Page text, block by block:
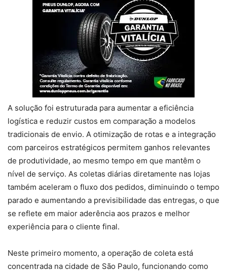
A solução foi estruturada para aumentar a eficiência
logística e reduzir custos em comparação a modelos
tradicionais de envio. A otimização de rotas e a integração
com parceiros estratégicos permitem ganhos relevantes
de produtividade, ao mesmo tempo em que mantêm o
nível de serviço. As coletas diárias diretamente nas lojas
também aceleram o fluxo dos pedidos, diminuindo o tempo
parado e aumentando a previsibilidade das entregas, o que
se reflete em maior aderência aos prazos e melhor
experiência para o cliente final.
Neste primeiro momento, a operação de coleta está
concentrada na cidade de São Paulo, funcionando como